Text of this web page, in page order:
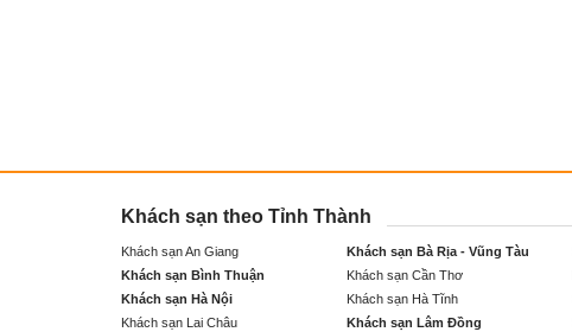
Khách sạn theo Tỉnh Thành
Khách sạn An Giang Khách sạn Bà Rịa - Vũng Tàu
Khách sạn Bình Thuận
Khách sạn Cần Thơ
Khách sạn Hà Nội
Khách sạn Hà Tĩnh
Khách sạn Lai Châu
Khách sạn Lâm Đồng